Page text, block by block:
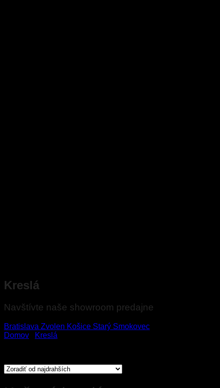
Kreslá
Navštívte naše showroom predajne
Bratislava Zvolen Košice Starý Smokovec
Domov
Kreslá